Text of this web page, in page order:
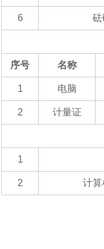
6 砝
序号 名称
1 电脑
2 计量证
1
2 计